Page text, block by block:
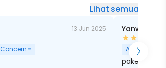
Lihat semua
13 Jun 2025
Concern:-
Yanwar
Age:28
pake ini